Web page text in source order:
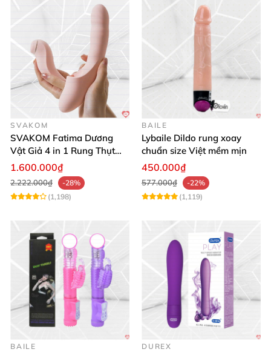
SVAKOM
SVAKOM Fatima Dương
Vật Giả 4 in 1 Rung Thụt
Hút Toả Nhiệt Massage Cho
1.600.000₫
2.222.000₫
-28%
(1,198)
BAILE
Lybaile Dildo rung xoay
chuẩn size Việt mềm mịn
450.000₫
577.000₫
-22%
(1,119)
BAILE DUREX